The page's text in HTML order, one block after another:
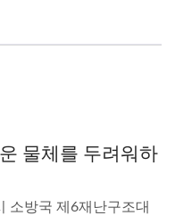
물체를 두려워하
소방국 제6재난구조대